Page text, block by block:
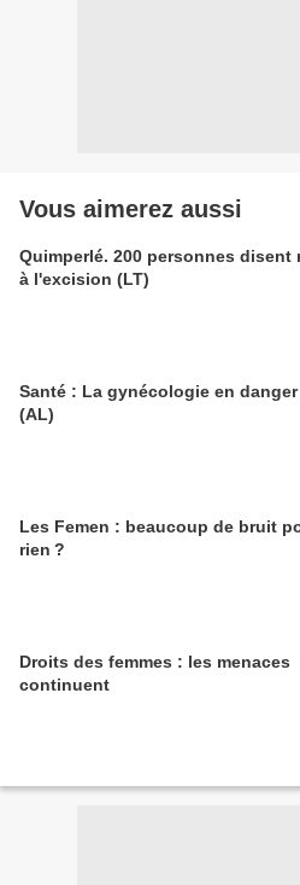
Vous aimerez aussi
Quimperlé. 200 personnes disent
à l'excision (LT)
Santé : La gynécologie en danger
(AL)
Les Femen : beaucoup de bruit
rien ?
Droits des femmes : les menaces
continuent